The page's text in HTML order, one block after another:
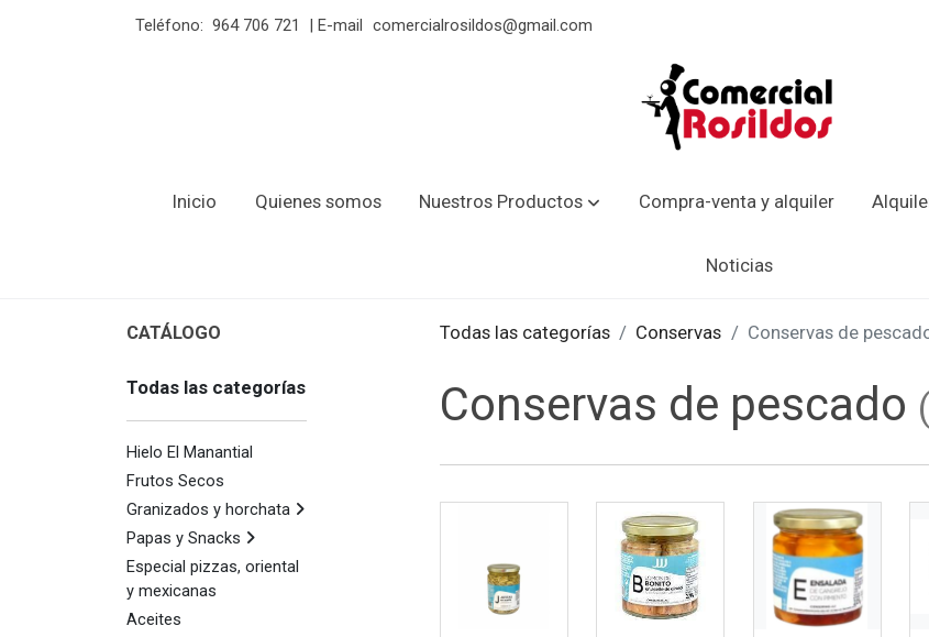
Teléfono: 964 706 721 | E-mail comercialrosildos@gmail.com
Inicio Quienes somos Nuestros Productos Compra-venta y alquiler
Noticias
CATÁLOGO
Todas las categorías
Hielo El Manantial
Frutos Secos
Granizados y horchata
Papas y Snacks
Especial pizzas, oriental
y mexicanas
Aceites
Todas las categorías Conservas Conservas de
Conservas de pescado (